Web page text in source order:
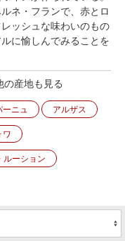
ネ・フランで、赤とロ
ッシュな味わいのもの
に愉しんでみることを
の産地も見る
ーニュ アルザス
ワ
ルーション